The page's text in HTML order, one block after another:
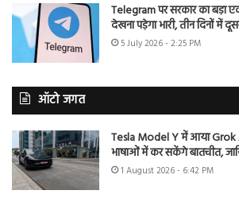
Telegram पर सरकार का बड़ा
देखना पड़ेगा भारी, तीन दिनों में
5 July 2026 - 2:25 PM
ऑटो जगत
Tesla Model Y में आया Grok
भाषाओं में कर सकेंगे बातचीत,
1 August 2026 - 6:42 PM